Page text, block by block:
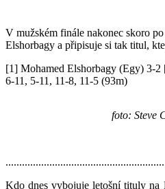
V mužském finále nakonec skoro
Elshorbagy a připisuje si tak titul,
[1] Mohamed Elshorbagy (Egy) 3-
6-11, 5-11, 11-8, 11-5 (93m)
foto: Steve
Kdo dnes vybojuje letošní tituly na